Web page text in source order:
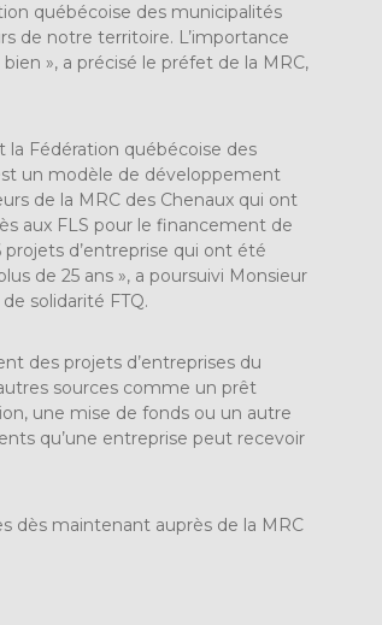
québécoise des municipalités
de notre territoire. L’importance
», a précisé le préfet de la MRC,
la Fédération québécoise des
un modèle de développement
de la MRC des Chenaux qui ont
aux FLS pour le financement de
d’entreprise qui ont été
de 25 ans », a poursuivi Monsieur
solidarité FTQ.
des projets d’entreprises du
sources comme un prêt
une mise de fonds ou un autre
qu’une entreprise peut recevoir
dès maintenant auprès de la MRC